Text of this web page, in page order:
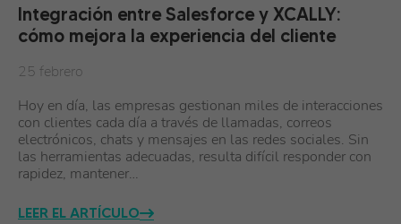
Integración entre Salesforce y XCALLY:
cómo mejora la experiencia del cliente
25 febrero
Hoy en día, las empresas gestionan miles de interacciones
con clientes cada día a través de llamadas, correos
electrónicos, chats y mensajes en las redes sociales. Sin
las herramientas adecuadas, resulta difícil responder con
rapidez, mantener…
LEER EL ARTÍCULO